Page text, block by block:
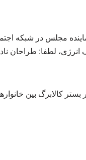
مجلس در شبکه
لطفا: طراحان
کالابرگ بین